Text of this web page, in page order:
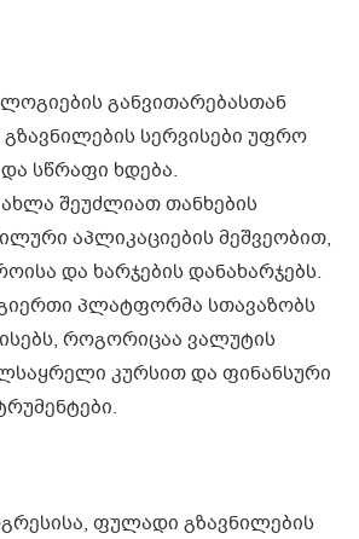
განვითარებასთან
სერვისები უფრო
სწრაფი ხდება.
შეუძლიათ თანხების
აპლიკაციების მეშვეობით,
და ხარჯების დანახარჯებს.
პლატფორმა სთავაზობს
როგორიცაა ვალუტის
კურსით და ფინანსური
ფულადი გზავნილების